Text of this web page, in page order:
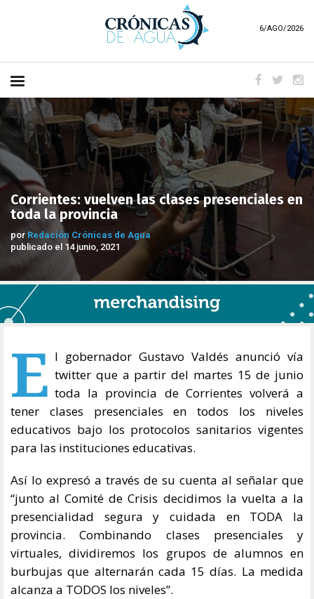
6/AGO/2026
Corrientes: vuelven las clases presenciales en
toda la provincia
por Redación Crónicas de Agua
publicado el 14 junio, 2021
E l gobernador Gustavo Valdés anunció vía
twitter que a partir del martes 15 de junio
toda la provincia de Corrientes volverá a
tener clases presenciales en todos los niveles
educativos bajo los protocolos sanitarios vigentes
para las instituciones educativas.
Así lo expresó a través de su cuenta al señalar que
“junto al Comité de Crisis decidimos la vuelta a la
presencialidad segura y cuidada en TODA la
provincia. Combinando clases presenciales y
virtuales, dividiremos los grupos de alumnos en
burbujas que alternarán cada 15 días. La medida
alcanza a TODOS los niveles”.